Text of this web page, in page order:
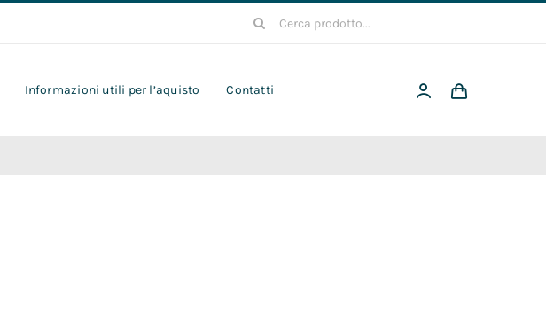
Cerca
Informazioni utili per l’aquisto Contatti